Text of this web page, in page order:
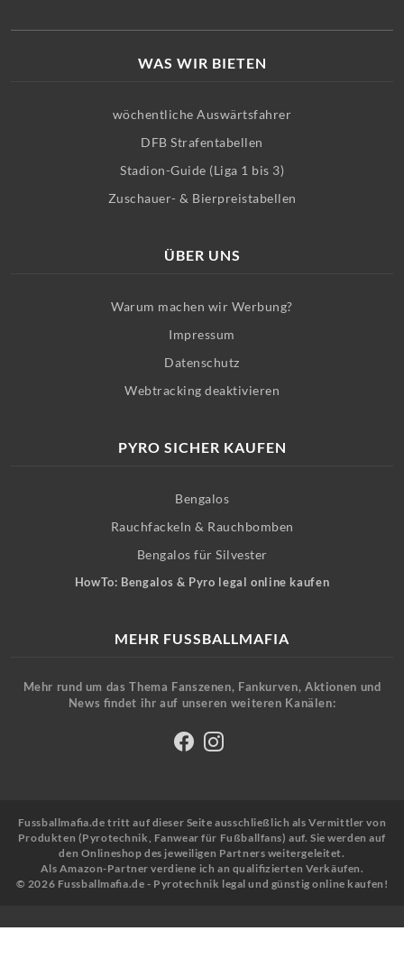
WAS WIR BIETEN
wöchentliche Auswärtsfahrer
DFB Strafentabellen
Stadion-Guide (Liga 1 bis 3)
Zuschauer- & Bierpreistabellen
ÜBER UNS
Warum machen wir Werbung?
Impressum
Datenschutz
Webtracking deaktivieren
PYRO SICHER KAUFEN
Bengalos
Rauchfackeln & Rauchbomben
Bengalos für Silvester
HowTo: Bengalos & Pyro legal online kaufen
MEHR FUSSBALLMAFIA
Mehr rund um das Thema Fanszenen, Fankurven, Aktionen und
News findet ihr auf unseren weiteren Kanälen:
Fussballmafia.de tritt auf dieser Seite ausschließlich als Vermittler von
Produkten (Pyrotechnik, Fanwear für Fußballfans) auf. Sie werden auf
den Onlineshop des jeweiligen Partners weitergeleitet.
Als Amazon-Partner verdiene ich an qualifizierten Verkäufen.
© 2026 Fussballmafia.de - Pyrotechnik legal und günstig online kaufen!